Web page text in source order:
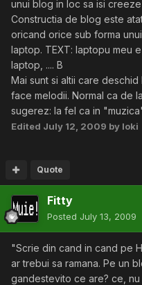
unui blog in loc sa isi
Constructia de blog este
oricand orice sub forma
laptop. TEXT: laptopu meu
laptop, .... B
Mai sunt si altii care
face melodii. Normal ca de
sugerez: la fel ca in
Edited July 12, 2009 by loki
Quote
Fitty
Posted July 13, 2009
"Scrie din cand in cand pe
ar trebui sa ramana. Pe un
gandestevito ce are? ce,